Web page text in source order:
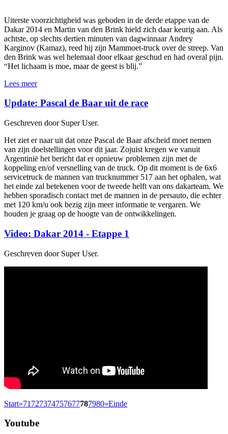
Uiterste voorzichtigheid was geboden in de derde etappe van de
Dakar 2014 en Martin van den Brink hield zich daar keurig aan. Als
achtste, op slechts dertien minuten van dagwinnaar Andrey
Karginov (Kamaz), reed hij zijn Mammoet-truck over de streep. Van
den Brink was wel helemaal door elkaar geschud en had overal pijn.
“Het lichaam is moe, maar de geest is blij.”
Lees meer
Update: Pascal de Baar uit de race
Geschreven door Super User.
Het ziet er naar uit dat onze Pascal de Baar afscheid moet nemen
van zijn doelstellingen voor dit jaar. Zojuist kregen we vanuit
Argentinië het bericht dat er opnieuw problemen zijn met de
koppeling en/of versnelling van de truck. Op dit moment is de 6x6
servicetruck de mannen van trucknummer 517 aan het ophalen, wat
het einde zal betekenen voor de tweede helft van ons dakarteam. We
hebben sporadisch contact met de mannen in de persauto, die echter
met 120 km/u ook bezig zijn meer informatie te vergaren. We
houden je graag op de hoogte van de ontwikkelingen.
Video: Dakar 2014 - Etappe 1
Geschreven door Super User.
Start«71 727374757677787980»Einde
Youtube